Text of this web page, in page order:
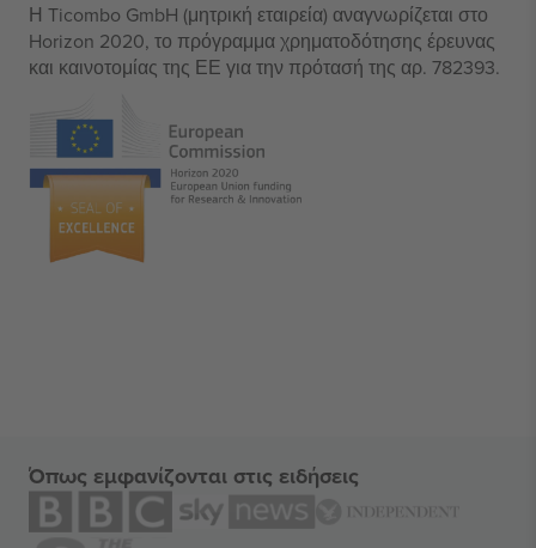
Η Ticombo GmbH (μητρική εταιρεία) αναγνωρίζεται στο
Horizon 2020, το πρόγραμμα χρηματοδότησης έρευνας
και καινοτομίας της ΕΕ για την πρότασή της αρ. 782393.
Όπως εμφανίζονται στις ειδήσεις